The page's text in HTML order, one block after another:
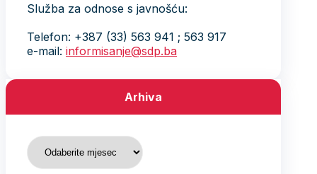
Služba za odnose s javnošću:
Telefon: +387 (33) 563 941 ; 563 917
e-mail: informisanje@sdp.ba
Arhiva
Arhiva